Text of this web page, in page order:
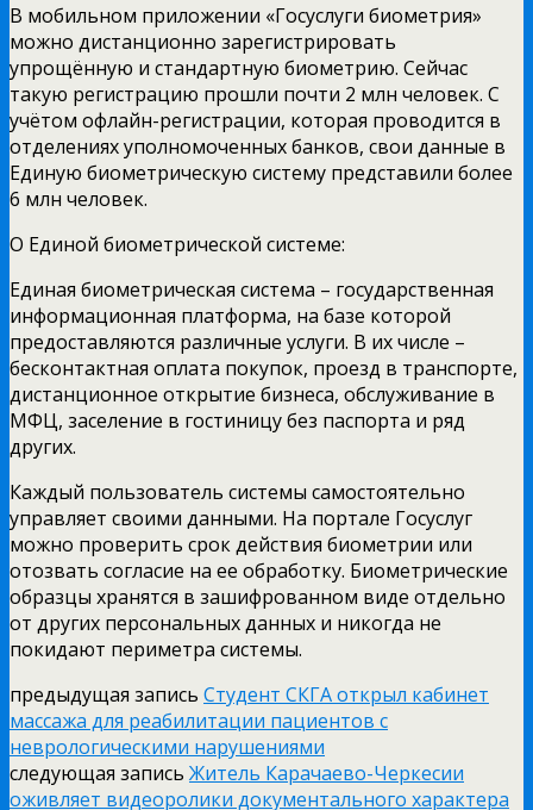
В мобильном приложении «Госуслуги биометрия»
можно дистанционно зарегистрировать
упрощённую и стандартную биометрию. Сейчас
такую регистрацию прошли почти 2 млн человек. С
учётом офлайн-регистрации, которая проводится в
отделениях уполномоченных банков, свои данные в
Единую биометрическую систему представили более
6 млн человек.
О Единой биометрической системе:
Единая биометрическая система – государственная
информационная платформа, на базе которой
предоставляются различные услуги. В их числе –
бесконтактная оплата покупок, проезд в транспорте,
дистанционное открытие бизнеса, обслуживание в
МФЦ, заселение в гостиницу без паспорта и ряд
других.
Каждый пользователь системы самостоятельно
управляет своими данными. На портале Госуслуг
можно проверить срок действия биометрии или
отозвать согласие на ее обработку. Биометрические
образцы хранятся в зашифрованном виде отдельно
от других персональных данных и никогда не
покидают периметра системы.
предыдущая запись Студент СКГА открыл кабинет
массажа для реабилитации пациентов с
неврологическими нарушениями
следующая запись Житель Карачаево-Черкесии
оживляет видеоролики документального характера